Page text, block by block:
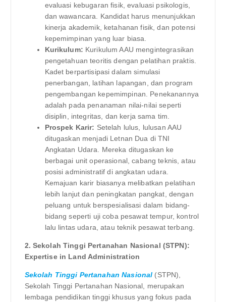
evaluasi kebugaran fisik, evaluasi psikologis,
dan wawancara. Kandidat harus menunjukkan
kinerja akademik, ketahanan fisik, dan potensi
kepemimpinan yang luar biasa.
Kurikulum: Kurikulum AAU mengintegrasikan
pengetahuan teoritis dengan pelatihan praktis.
Kadet berpartisipasi dalam simulasi
penerbangan, latihan lapangan, dan program
pengembangan kepemimpinan. Penekanannya
adalah pada penanaman nilai-nilai seperti
disiplin, integritas, dan kerja sama tim.
Prospek Karir: Setelah lulus, lulusan AAU
ditugaskan menjadi Letnan Dua di TNI
Angkatan Udara. Mereka ditugaskan ke
berbagai unit operasional, cabang teknis, atau
posisi administratif di angkatan udara.
Kemajuan karir biasanya melibatkan pelatihan
lebih lanjut dan peningkatan pangkat, dengan
peluang untuk berspesialisasi dalam bidang-
bidang seperti uji coba pesawat tempur, kontrol
lalu lintas udara, atau teknik pesawat terbang.
2. Sekolah Tinggi Pertanahan Nasional (STPN):
Expertise in Land Administration
Sekolah Tinggi Pertanahan Nasional (STPN),
Sekolah Tinggi Pertanahan Nasional, merupakan
lembaga pendidikan tinggi khusus yang fokus pada